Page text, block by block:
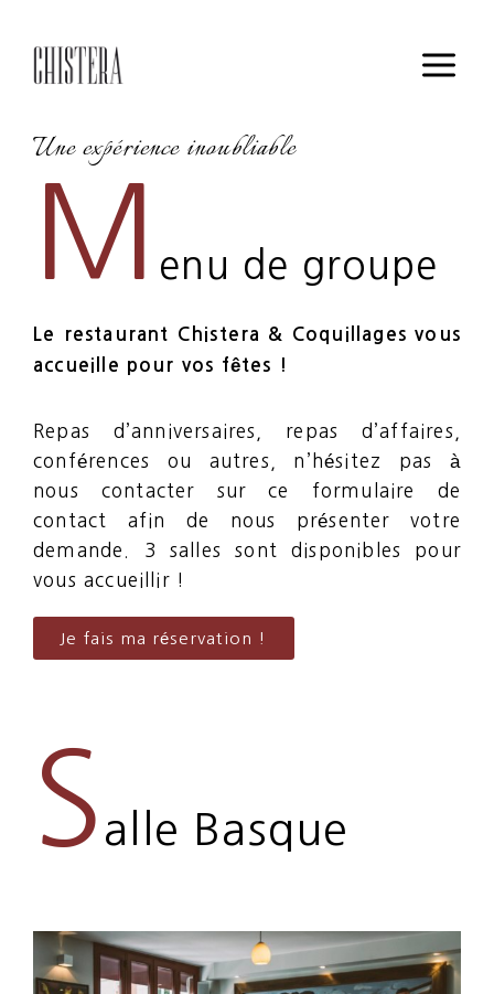
Une expérience inoubliable
M enu de groupe
Le restaurant Chistera & Coquillages vous
accueille pour vos fêtes !
Repas d’anniversaires, repas d’affaires,
conférences ou autres, n’hésitez pas à
nous contacter sur ce formulaire de
contact afin de nous présenter votre
demande. 3 salles sont disponibles pour
vous accueillir !
Je fais ma réservation !
S alle Basque